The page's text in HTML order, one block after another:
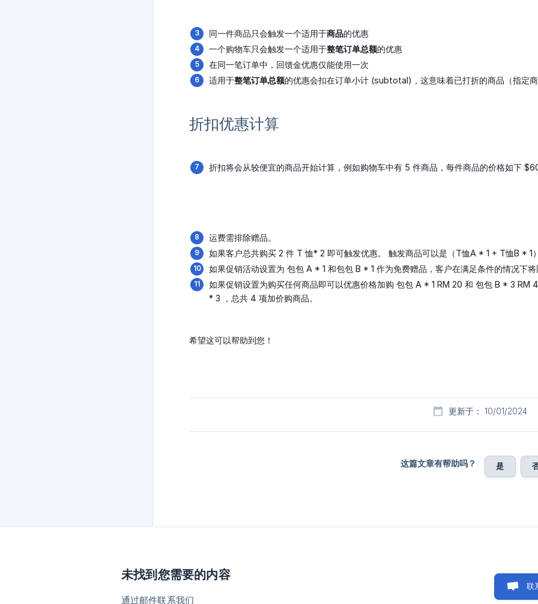
同一件商品只会触发一个适用于商品的优惠
一个购物车只会触发一个适用于整笔订单总额的优惠
在同一笔订单中，回馈金优惠仅能使用一次
适用于整笔订单总额的优惠会扣在订单小计 (subtotal)，这意味着已打折的商品（指定
折扣优惠计算
折扣将会从较便宜的商品开始计算，例如购物车中有 5 件商品，每件商品的价格如下
运费需排除赠品。
如果客户总共购买 2 件 T 恤* 2 即可触发优惠。 触发商品可以是（T恤A * 1 + T恤B *
如果促销活动设置为 包包 A * 1 和包包 B * 1 作为免费赠品，客户在满足条件的情况下
如果促销设置为购买任何商品即可以优惠价格加购 包包 A * 1 RM 20 和 包包 B * 3 RM
* 3 ，总共 4 项加价购商品。
希望这可以帮助到您！
更新于： 10/01/2024
这篇文章有帮助吗？ 是
未找到您需要的内容
通过邮件联系我们
联